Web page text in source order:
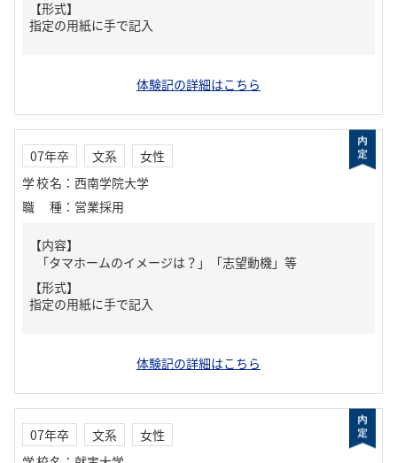
【形式】
指定の用紙に手で記入
体験記の詳細はこちら
07年卒 文系
女性
学校名 ： 西南学院大学
職種 ： 営業採用
【内容】
「タマホームのイメージは？」「志望動機」等
【形式】
指定の用紙に手で記入
体験記の詳細はこちら
07年卒 文系
女性